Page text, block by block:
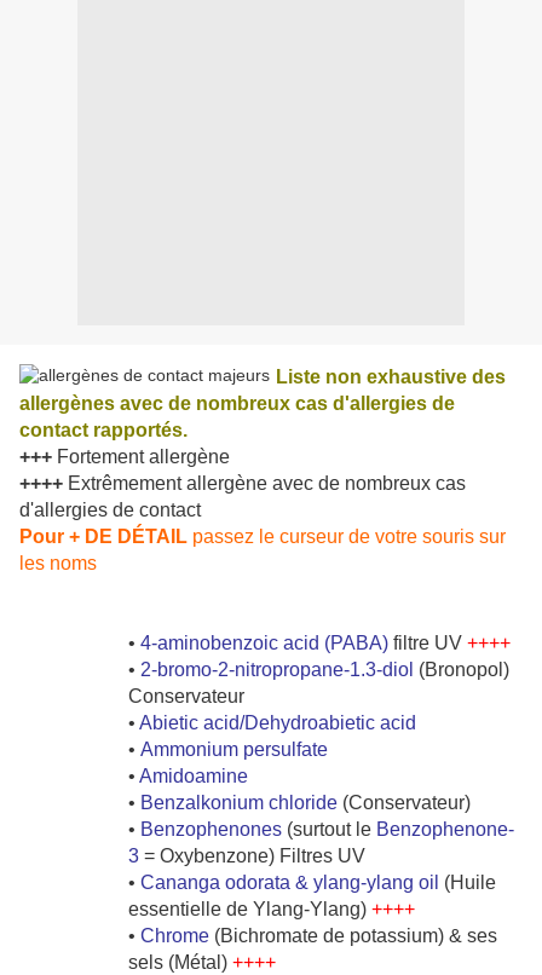
Liste non exhaustive des
allergènes avec de nombreux cas d'allergies de
contact rapportés.
+++ Fortement allergène
++++ Extrêmement allergène avec de nombreux cas
d'allergies de contact
Pour + DE DÉTAIL passez le curseur de votre souris sur
les noms
• 4-aminobenzoic acid (PABA) filtre UV ++++
• 2-bromo-2-nitropropane-1.3-diol (Bronopol)
Conservateur
• Abietic acid/Dehydroabietic acid
• Ammonium persulfate
• Amidoamine
• Benzalkonium chloride (Conservateur)
• Benzophenones (surtout le Benzophenone-
3 = Oxybenzone) Filtres UV
• Cananga odorata & ylang-ylang oil (Huile
essentielle de Ylang-Ylang) ++++
• Chrome (Bichromate de potassium) & ses
sels (Métal) ++++